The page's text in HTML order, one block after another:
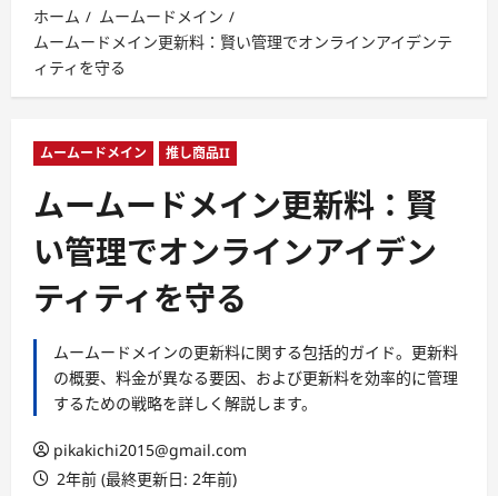
メ
ニ
ュ
ー
ホーム
ムームードメイン
ムームードメイン更新料：賢い管理でオンラインアイデンテ
ィティを守る
ムームードメイン 推し商品II
ムームードメイン更新料：賢
い管理でオンラインアイデン
ティティを守る
ムームードメインの更新料に関する包括的ガイド。更新料
の概要、料金が異なる要因、および更新料を効率的に管理
するための戦略を詳しく解説します。
pikakichi2015@gmail.com
2年前 (最終更新日: 2年前)